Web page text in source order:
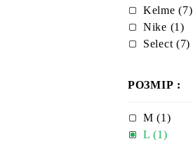
Kelme (7)
Nike (1)
Select (7)
РОЗМІР :
M (1)
L (1)